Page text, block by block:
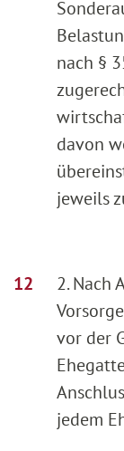
nach §
davon
jeweils
2. Nach
vor der
jedem